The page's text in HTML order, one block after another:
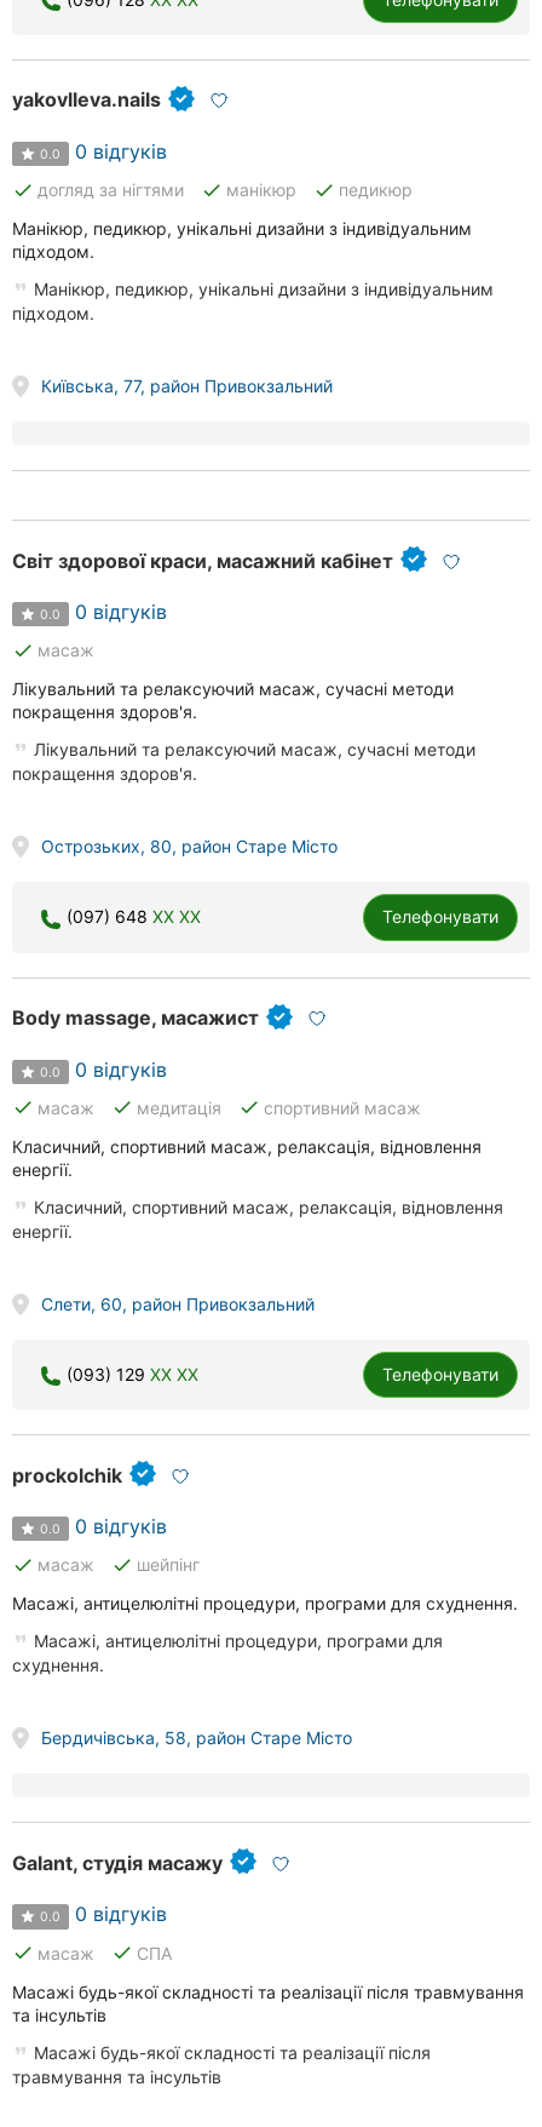
yakovlleva.nails
0.0 0 відгуків
done догляд за нігтями done манікюр done педикюр
Манікюр, педикюр, унікальні дизайни з індивідуальним
підходом.
Манікюр, педикюр, унікальні дизайни з індивідуальним
підходом.
Київська, 77, район Привокзальний
Світ здорової краси, масажний кабінет
0.0 0 відгуків
done масаж
Лікувальний та релаксуючий масаж, сучасні методи
покращення здоров'я.
Лікувальний та релаксуючий масаж, сучасні методи
покращення здоров'я.
Острозьких, 80, район Старе Місто
(097) 648 XX XX Телефонувати
Body massage, масажист
0.0 0 відгуків
done масаж done медитація done спортивний масаж
Класичний, спортивний масаж, релаксація, відновлення
енергії.
Класичний, спортивний масаж, релаксація, відновлення
енергії.
Слети, 60, район Привокзальний
(093) 129 XX XX Телефонувати
prockolchik
0.0 0 відгуків
done масаж done шейпінг
Масажі, антицелюлітні процедури, програми для схуднення.
Масажі, антицелюлітні процедури, програми для
схуднення.
Бердичівська, 58, район Старе Місто
Galant, студія масажу
0.0 0 відгуків
done масаж done СПА
Масажі будь-якої складності та реалізації після травмування
та інсультів
Масажі будь-якої складності та реалізації після
травмування та інсультів